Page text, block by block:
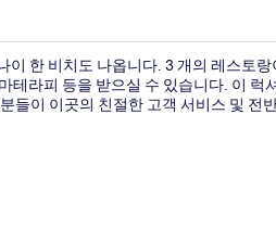
이 한 비치도 나옵니다. 3 개의 레스토랑
테라피 등을 받으실 수 있습니다. 이 럭
들이 이곳의 친절한 고객 서비스 및 전